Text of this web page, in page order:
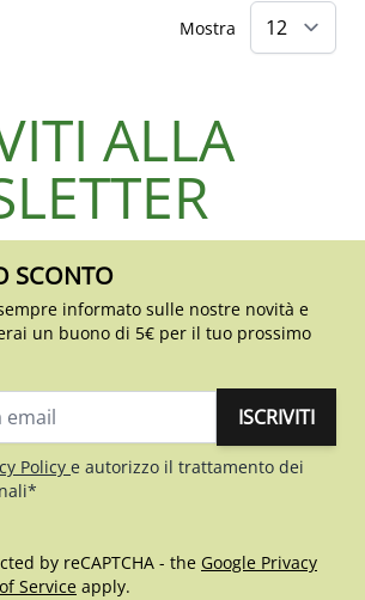
Mostra
ALLA
SCONTO
informato sulle nostre novità e
un buono di 5€ per il tuo prossimo
ISCRIVITI
Policy e autorizzo il trattamento dei
by reCAPTCHA - the Google Privacy
Service apply.